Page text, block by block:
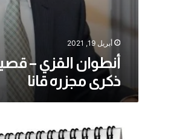
أبريل 19, 2021
أنطوان القزي –
ذكرى مجزره قانا
أنطوان